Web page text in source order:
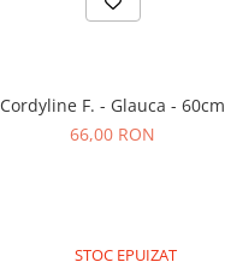
Cordyline F. - Glauca - 60cm
66,00 RON
STOC EPUIZAT